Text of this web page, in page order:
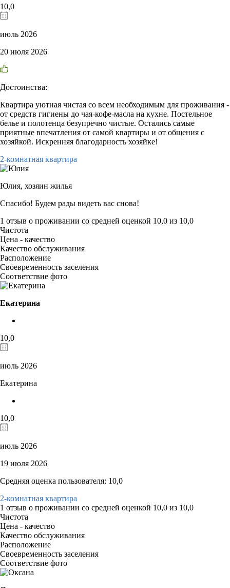
10,0
июль 2026
20 июля 2026
Достоинства:
Квартира уютная чистая со всем необходимым для проживания -
от средств гигиены до чая-кофе-масла на кухне. Постельное
белье и полотенца безупречно чистые. Остались самые
приятные впечатления от самой квартиры и от общения с
хозяйкой. Искренняя благодарность хозяйке!
2-комнатная квартира
Юлия, хозяин жилья
Спасибо! Будем рады видеть вас снова!
1 отзыв о проживании со средней оценкой 10,0 из 10,0
Чистота
Цена - качество
Качество обслуживания
Расположение
Своевременность заселения
Соответствие фото
Екатерина
10,0
июль 2026
Екатерина
10,0
июль 2026
19 июля 2026
Средняя оценка пользователя: 10,0
2-комнатная квартира
1 отзыв о проживании со средней оценкой 10,0 из 10,0
Чистота
Цена - качество
Качество обслуживания
Расположение
Своевременность заселения
Соответствие фото